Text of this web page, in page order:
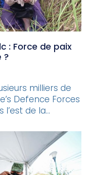
: Force de paix
?
milliers de
Defence Forces
de la...